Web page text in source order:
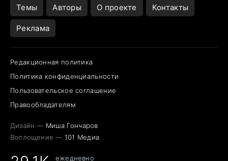
Темы Авторы О проекте Контакты
Реклама
Редакционная политика
Политика конфиденциальности
Пользовательское соглашение
Правообладателям
Дизайн — Миша Гончаров
Воплощение — 101 Медиа
ежедневно